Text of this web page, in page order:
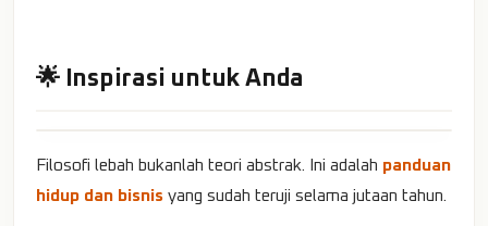
🌟 Inspirasi untuk Anda
Filosofi lebah bukanlah teori abstrak. Ini adalah panduan
hidup dan bisnis yang sudah teruji selama jutaan tahun.